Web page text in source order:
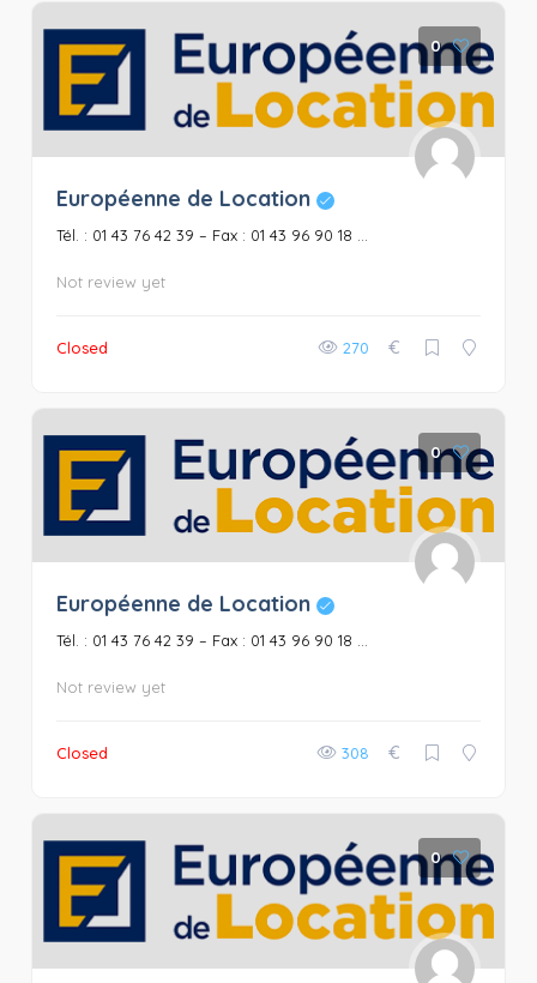
0
Européenne de Location
Tél. : 01 43 76 42 39 – Fax : 01 43 96 90 18 ...
Not review yet
Closed 270 €
0
Européenne de Location
Tél. : 01 43 76 42 39 – Fax : 01 43 96 90 18 ...
Not review yet
Closed 308 €
0